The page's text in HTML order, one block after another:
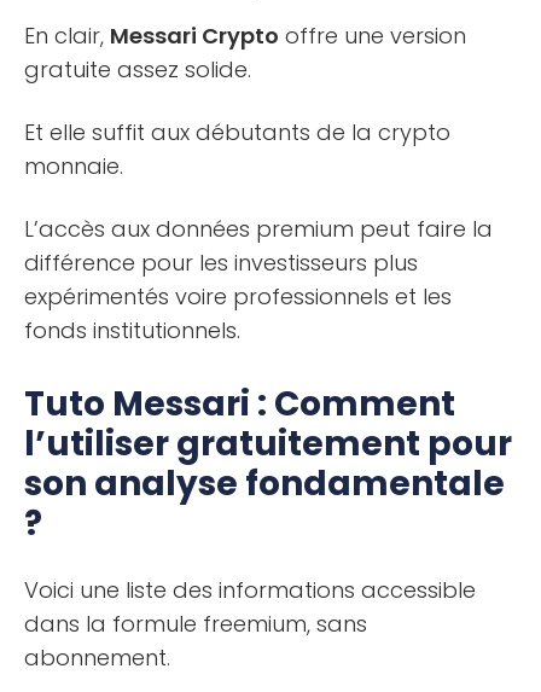
En clair, Messari Crypto offre une version
gratuite assez solide.
Et elle suffit aux débutants de la crypto
monnaie.
L’accès aux données premium peut faire la
différence pour les investisseurs plus
expérimentés voire professionnels et les
fonds institutionnels.
Tuto Messari : Comment
l’utiliser gratuitement pour
son analyse fondamentale
?
Voici une liste des informations accessible
dans la formule freemium, sans
abonnement.